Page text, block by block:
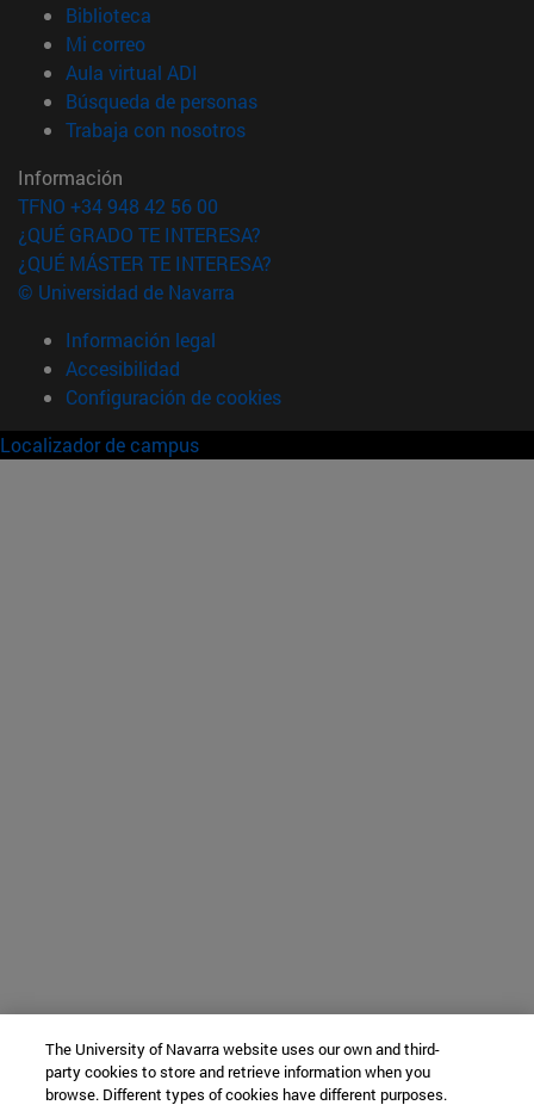
Biblioteca
Mi correo(abre en nueva ventana)
Aula virtual ADI
Búsqueda de personas(abre en nueva ventana)
Trabaja con nosotros(abre en nueva ventana)
Información
TFNO +34 948 42 56 00
¿QUÉ GRADO TE INTERESA?
¿QUÉ MÁSTER TE INTERESA?
© Universidad de Navarra
Información legal
Accesibilidad
Configuración de cookies
Localizador de campus
The University of Navarra website uses our own and third-
party cookies to store and retrieve information when you
browse. Different types of cookies have different purposes.